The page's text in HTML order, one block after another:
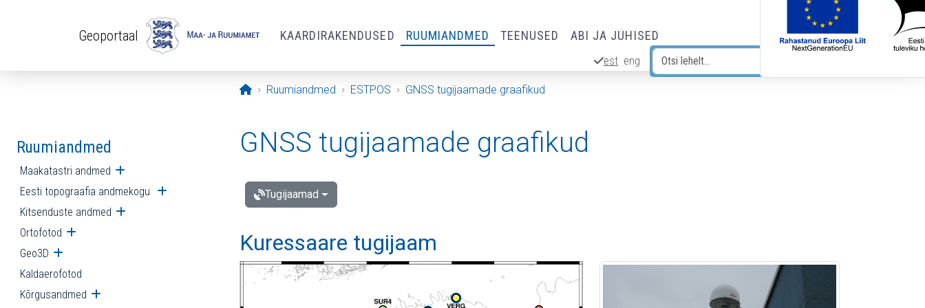
Geoportaal KAARDIRAKENDUSED RUUMIANDMED TEENUSED ABI JA JUHISED
est eng
Avaleht
Ruumiandmed ESTPOS GNSS tugijaamade graafikud
Ruumiandmed
Maakatastri andmed Ava alammenüü
Eesti topograafia andmekogu Ava alammenüü
Kitsenduste andmed Ava alammenüü
Ortofotod Ava alammenüü
Geo3D Ava alammenüü
Kaldaerofotod
Kõrgusandmed Ava alammenüü
GNSS tugijaamade graafikud
Tugijaamad
Kuressaare tugijaam